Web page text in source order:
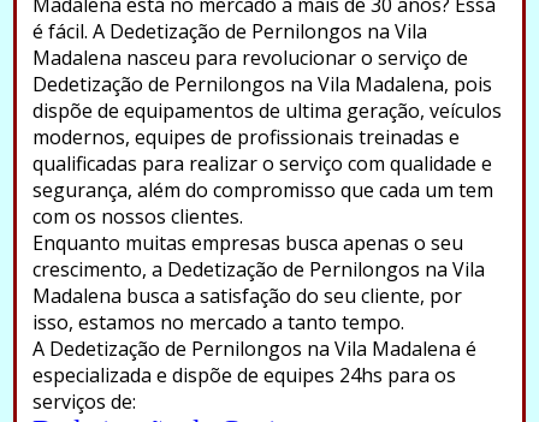
é fácil. A Dedetização de Pernilongos na Vila
Madalena nasceu para revolucionar o serviço de
Dedetização de Pernilongos na Vila Madalena, pois
dispõe de equipamentos de ultima geração, veículos
modernos, equipes de profissionais treinadas e
qualificadas para realizar o serviço com qualidade e
segurança, além do compromisso que cada um tem
com os nossos clientes.
Enquanto muitas empresas busca apenas o seu
crescimento, a Dedetização de Pernilongos na Vila
Madalena busca a satisfação do seu cliente, por
isso, estamos no mercado a tanto tempo.
A Dedetização de Pernilongos na Vila Madalena é
especializada e dispõe de equipes 24hs para os
serviços de: